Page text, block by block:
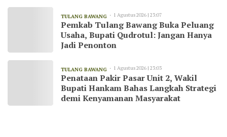
TULANG BAWANG 1 Agustus 2026 | 23:07
Pemkab Tulang Bawang Buka Peluang
Usaha, Bupati Qudrotul: Jangan Hanya
Jadi Penonton
TULANG BAWANG 1 Agustus 2026 | 23:03
Penataan Pakir Pasar Unit 2, Wakil
Bupati Hankam Bahas Langkah Strategi
demi Kenyamanan Masyarakat